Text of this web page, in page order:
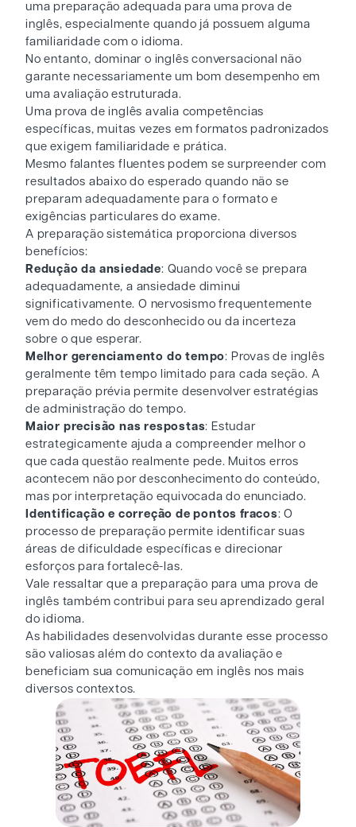
uma preparação adequada para uma prova de
inglês, especialmente quando já possuem alguma
familiaridade com o idioma.
No entanto, dominar o inglês conversacional não
garante necessariamente um bom desempenho em
uma avaliação estruturada.
Uma prova de inglês avalia competências
específicas, muitas vezes em formatos padronizados
que exigem familiaridade e prática.
Mesmo falantes fluentes podem se surpreender com
resultados abaixo do esperado quando não se
preparam adequadamente para o formato e
exigências particulares do exame.
A preparação sistemática proporciona diversos
benefícios:
Redução da ansiedade: Quando você se prepara
adequadamente, a ansiedade diminui
significativamente. O nervosismo frequentemente
vem do medo do desconhecido ou da incerteza
sobre o que esperar.
Melhor gerenciamento do tempo: Provas de inglês
geralmente têm tempo limitado para cada seção. A
preparação prévia permite desenvolver estratégias
de administração do tempo.
Maior precisão nas respostas: Estudar
estrategicamente ajuda a compreender melhor o
que cada questão realmente pede. Muitos erros
acontecem não por desconhecimento do conteúdo,
mas por interpretação equivocada do enunciado.
Identificação e correção de pontos fracos: O
processo de preparação permite identificar suas
áreas de dificuldade específicas e direcionar
esforços para fortalecê-las.
Vale ressaltar que a preparação para uma prova de
inglês também contribui para seu aprendizado geral
do idioma.
As habilidades desenvolvidas durante esse processo
são valiosas além do contexto da avaliação e
beneficiam sua comunicação em inglês nos mais
diversos contextos.